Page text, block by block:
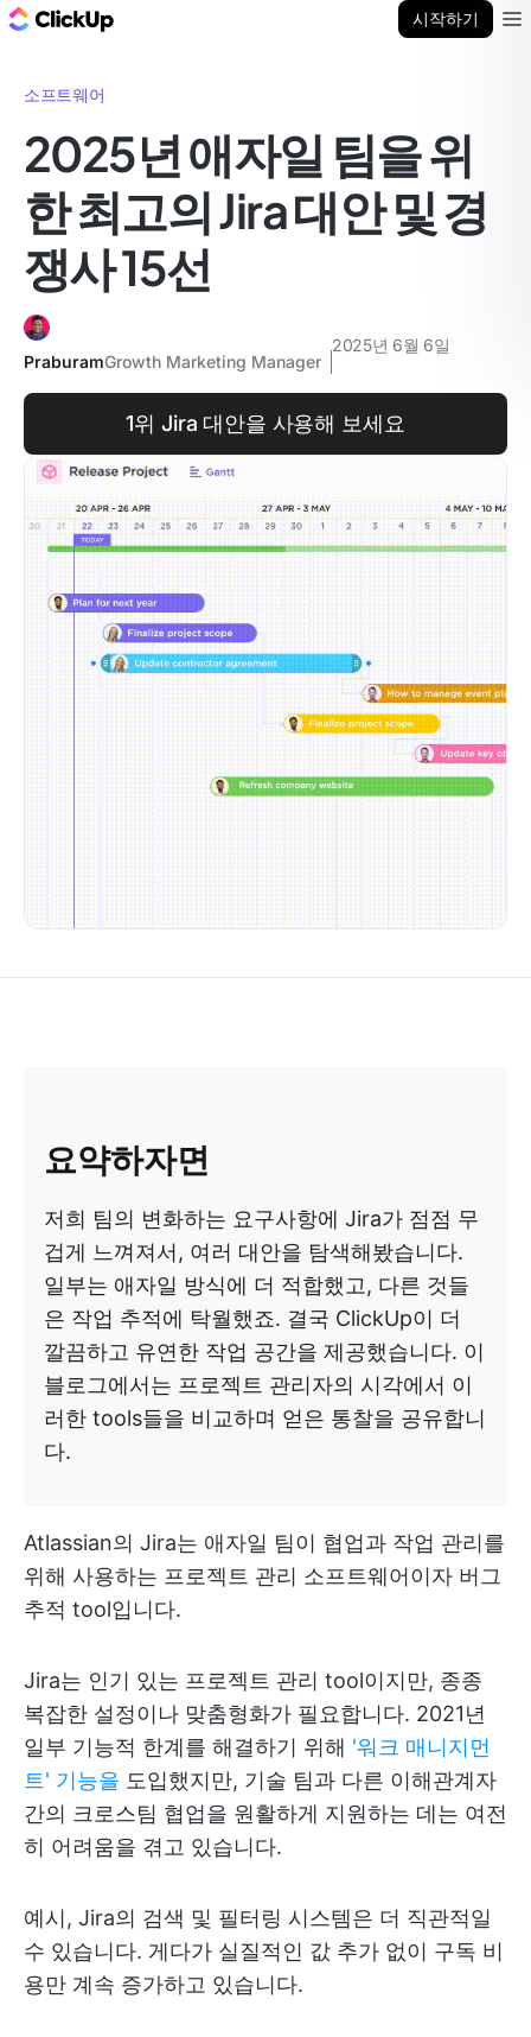
시작하기
소프트웨어
2025년 애자일 팀을 위
한 최고의 Jira 대안 및 경
쟁사 15선
PraburamGrowth Marketing Manager
2025년 6월 6일
1위 Jira 대안을 사용해 보세요
요약하자면
저희 팀의 변화하는 요구사항에 Jira가 점점 무
겁게 느껴져서, 여러 대안을 탐색해봤습니다.
일부는 애자일 방식에 더 적합했고, 다른 것들
은 작업 추적에 탁월했죠. 결국 ClickUp이 더
깔끔하고 유연한 작업 공간을 제공했습니다. 이
블로그에서는 프로젝트 관리자의 시각에서 이
러한 tools들을 비교하며 얻은 통찰을 공유합니
다.
Atlassian의 Jira는 애자일 팀이 협업과 작업 관리를
위해 사용하는 프로젝트 관리 소프트웨어이자 버그
추적 tool입니다.
Jira는 인기 있는 프로젝트 관리 tool이지만, 종종
복잡한 설정이나 맞춤형화가 필요합니다. 2021년
일부 기능적 한계를 해결하기 위해 '워크 매니지먼
트' 기능을 도입했지만, 기술 팀과 다른 이해관계자
간의 크로스팀 협업을 원활하게 지원하는 데는 여전
히 어려움을 겪고 있습니다.
예시, Jira의 검색 및 필터링 시스템은 더 직관적일
수 있습니다. 게다가 실질적인 값 추가 없이 구독 비
용만 계속 증가하고 있습니다.